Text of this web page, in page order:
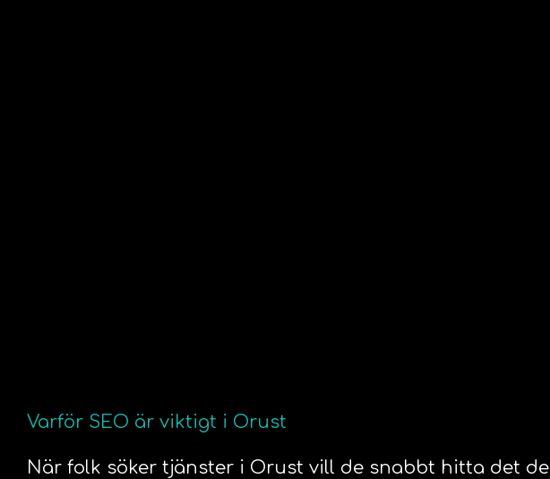
Varför SEO är viktigt i Orust
När folk söker tjänster i Orust vill de snabbt hitta det de